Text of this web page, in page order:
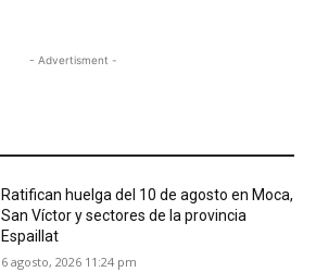
- Advertisment -
Ratifican huelga del 10 de agosto en Moca,
San Víctor y sectores de la provincia
Espaillat
6 agosto, 2026 11:24 pm